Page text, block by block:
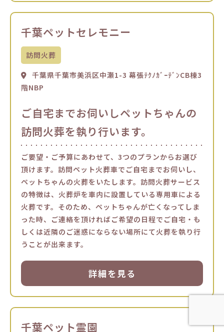
千葉ペットセレモニー
訪問火葬
千葉県千葉市美浜区中瀬1-3 幕張ﾃｸﾉｶﾞｰﾃﾞﾝCB棟3
階NBP
ご自宅までお伺いしペットちゃんの
訪問火葬を執り行います。
ご要望・ご予算にあわせて、3つのプランからお選び
頂けます。訪問ペット火葬車でご自宅までお伺いし、
ペットちゃんの火葬をいたします。訪問火葬サービス
の特徴は、火葬炉を車内に設置している専用車による
火葬です。そのため、ペットちゃんが亡くなってしま
った時、ご連絡を頂ければご希望の日程でご自宅・も
しくは近隣のご迷惑にならない場所にて火葬を執り行
うことが出来ます。
詳細を見る
千葉ペット霊園